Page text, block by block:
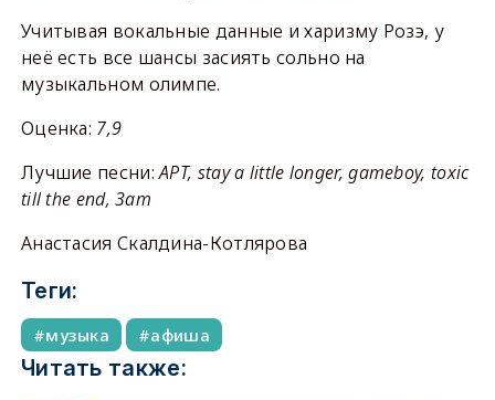
Учитывая вокальные данные и харизму Розэ, у
неё есть все шансы засиять сольно на
музыкальном олимпе.
Оценка: 7,9
Лучшие песни:APT, stay a little longer, gameboy, toxic
till the end, 3am
Анастасия Скалдина-Котлярова
Теги:
музыка афиша
Читать также: